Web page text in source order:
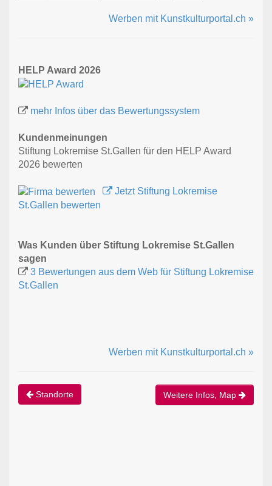
Werben mit Kunstkulturportal.ch »
HELP Award 2026
mehr Infos über das Bewertungssystem
Kundenmeinungen
Stiftung Lokremise St.Gallen für den HELP Award
2026 bewerten
Jetzt Stiftung Lokremise
St.Gallen bewerten
Was Kunden über Stiftung Lokremise St.Gallen
sagen
3 Bewertungen aus dem Web für Stiftung Lokremise
St.Gallen
Werben mit Kunstkulturportal.ch »
Standorte Weitere Infos, Map